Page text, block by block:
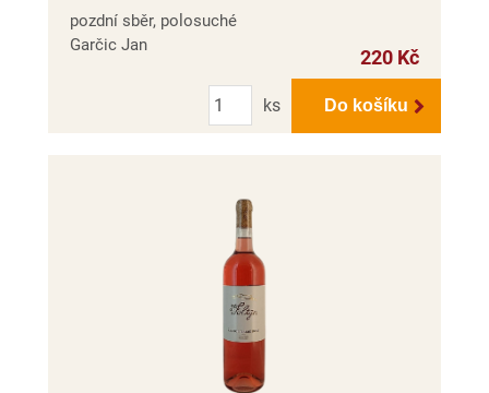
pozdní sběr, polosuché
Garčic Jan
220 Kč
Počet
ks
Do košíku